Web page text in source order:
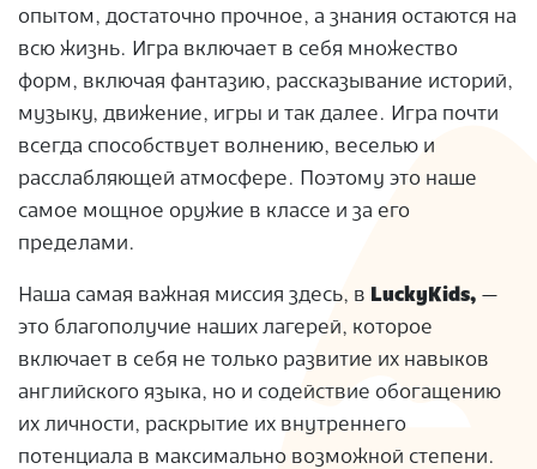
опытом, достаточно прочное, а знания остаются на
всю жизнь. Игра включает в себя множество
форм, включая фантазию, рассказывание историй,
музыку, движение, игры и так далее. Игра почти
всегда способствует волнению, веселью и
расслабляющей атмосфере. Поэтому это наше
самое мощное оружие в классе и за его
пределами.
Наша самая важная миссия здесь, в LuckyKids, —
это благополучие наших лагерей, которое
включает в себя не только развитие их навыков
английского языка, но и содействие обогащению
их личности, раскрытие их внутреннего
потенциала в максимально возможной степени.